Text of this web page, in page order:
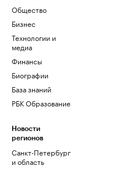
Общество
Бизнес
Технологии и
медиа
Финансы
Биографии
База знаний
РБК Образование
Новости
регионов
Санкт-Петербург
и область